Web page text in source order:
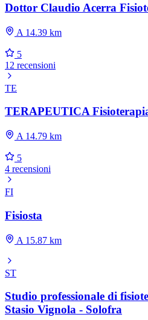
Dottor Claudio Acerra
A 14.39 km
5
12 recensioni
TE
TERAPEUTICA
A 14.79 km
5
4 recensioni
FI
Fisiosta
A 15.87 km
ST
Studio professionale di
Stasio Vignola - Solofra